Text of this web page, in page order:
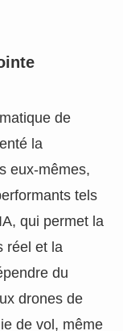
de
la
eux-mêmes,
tels
qui permet la
réel et la
du
drones de
de vol, même